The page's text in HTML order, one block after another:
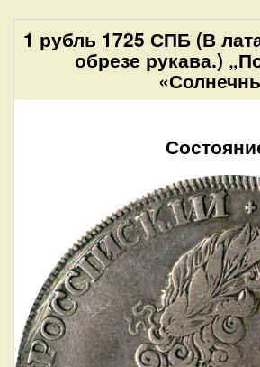
1 рубль 1725 СПБ (В
обрезе рукава.)